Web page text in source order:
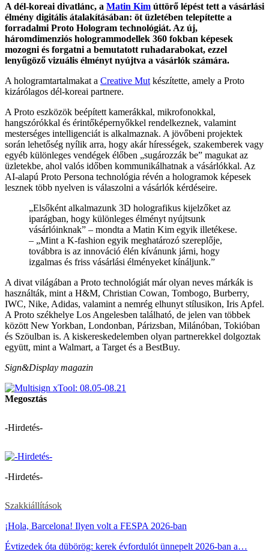
A dél-koreai divatlánc, a Matin Kim úttörő lépést tett a vásárlási
élmény digitális átalakításában: öt üzletében telepítette a
forradalmi Proto Hologram technológiát. Az új,
háromdimenziós hologrammodellek 360 fokban képesek
mozogni és forgatni a bemutatott ruhadarabokat, ezzel
lenyűgöző vizuális élményt nyújtva a vásárlók számára.
A hologramtartalmakat a Creative Mut készítette, amely a Proto
kizárólagos dél-koreai partnere.
A Proto eszközök beépített kamerákkal, mikrofonokkal,
hangszórókkal és érintőképernyőkkel rendelkeznek, valamint
mesterséges intelligenciát is alkalmaznak. A jövőbeni projektek
során lehetőség nyílik arra, hogy akár hírességek, szakemberek vagy
egyéb különleges vendégek élőben „sugározzák be” magukat az
üzletekbe, ahol valós időben kommunikálhatnak a vásárlókkal. Az
AI-alapú Proto Persona technológia révén a hologramok képesek
lesznek több nyelven is válaszolni a vásárlók kérdéseire.
„Elsőként alkalmazunk 3D holografikus kijelzőket az
iparágban, hogy különleges élményt nyújtsunk
vásárlóinknak” – mondta a Matin Kim egyik illetékese.
– „Mint a K-fashion egyik meghatározó szereplője,
továbbra is az innováció élén kívánunk járni, hogy
izgalmas és friss vásárlási élményeket kínáljunk.”
A divat világában a Proto technológiát már olyan neves márkák is
használták, mint a H&M, Christian Cowan, Tombogo, Burberry,
IWC, Nike, Adidas, valamint a nemrég elhunyt stílusikon, Iris Apfel.
A Proto székhelye Los Angelesben található, de jelen van többek
között New Yorkban, Londonban, Párizsban, Milánóban, Tokióban
és Szöulban is. A kiskereskedelemben olyan partnerekkel dolgoztak
együtt, mint a Walmart, a Target és a BestBuy.
Sign&Display magazin
Megosztás
-Hirdetés-
-Hirdetés-
Szakkiállítások
¡Hola, Barcelona! Ilyen volt a FESPA 2026-ban
Évtizedek óta dübörög: kerek évfordulót ünnepelt 2026-ban a…